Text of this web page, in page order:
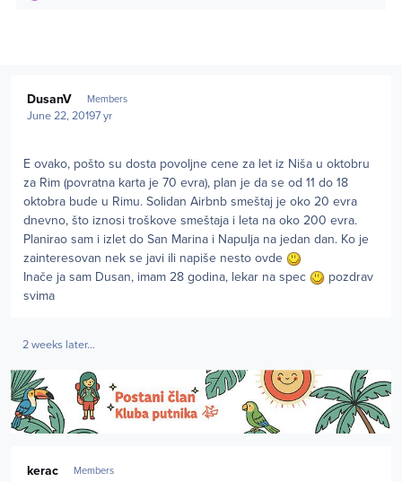
DusanV Members
June 22, 20197 yr
E ovako, pošto su dosta povoljne cene za let iz Niša u oktobru
za Rim (povratna karta je 70 evra), plan je da se od 11 do 18
oktobra bude u Rimu. Solidan Airbnb smeštaj je oko 20 evra
dnevno, što iznosi troškove smeštaja i leta na oko 200 evra.
Planirao sam i izlet do San Marina i Napulja na jedan dan. Ko je
zainteresovan nek se javi ili napiše nesto ovde
Inače ja sam Dusan, imam 28 godina, lekar na spec
pozdrav
svima
2 weeks later...
kerac Members